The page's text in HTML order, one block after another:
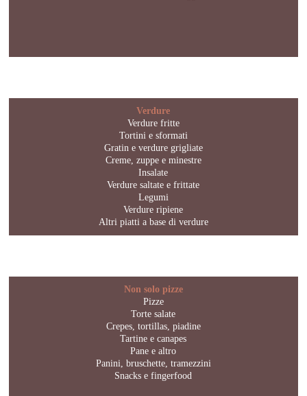
Verdure
Verdure fritte
Tortini e sformati
Gratin e verdure grigliate
Creme, zuppe e minestre
Insalate
Verdure saltate e frittate
Legumi
Verdure ripiene
Altri piatti a base di verdure
Non solo pizze
Pizze
Torte salate
Crepes, tortillas, piadine
Tartine e canapes
Pane e altro
Panini, bruschette, tramezzini
Snacks e fingerfood